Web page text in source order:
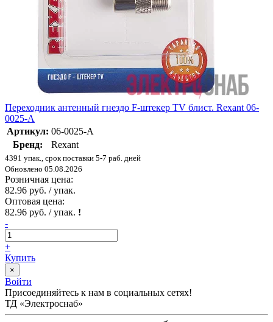
Переходник антенный гнездо F-штекер TV блист. Rexant 06-
0025-A
Артикул: 06-0025-A
Бренд:
Rexant
4391 упак., срок поставки 5-7 раб. дней
Обновлено 05.08.2026
Розничная цена:
82.96 руб. / упак.
Оптовая цена:
82.96 руб. / упак. !
-
+
Купить
×
Войти
Присоединяйтесь к нам в социальных сетях!
ТД «Электроснаб»